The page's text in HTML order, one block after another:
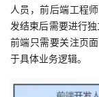
的
课
程
我
的
认
我
的
我
技
术
支
的
云
声
人员，前后端工程
发结束后需要进行
前端只需要关注页
于具体业务逻辑。